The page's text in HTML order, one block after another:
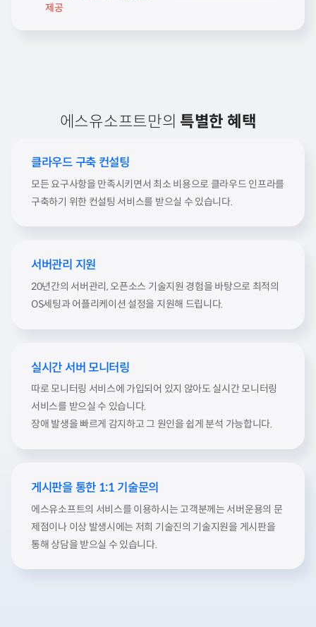
제공
에스유소프트만의 특별한 혜택
클라우드 구축 컨설팅
모든 요구사항을 만족시키면서 최소 비용으로 클라우드 인프라를
구축하기 위한 컨설팅 서비스를 받으실 수 있습니다.
서버관리 지원
20년간의 서버관리, 오픈소스 기술지원 경험을 바탕으로 최적의
OS세팅과 어플리케이션 설정을 지원해 드립니다.
실시간 서버 모니터링
따로 모니터링 서비스에 가입되어 있지 않아도 실시간 모니터링
서비스를 받으실 수 있습니다.
장애 발생을 빠르게 감지하고 그 원인을 쉽게 분석 가능합니다.
게시판을 통한 1:1 기술문의
에스유소프트의 서비스를 이용하시는 고객분께는 서버운용의 문
제점이나 이상 발생시에는 저희 기술진의 기술지원을 게시판을
통해 상담을 받으실 수 있습니다.